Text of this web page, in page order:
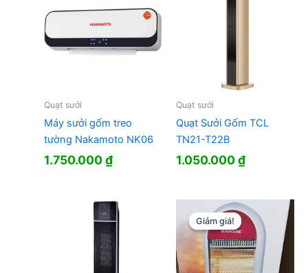
Quạt sưởi
Máy sưởi gốm treo
tường Nakamoto NK06
1.750.000₫
Quạt sưởi
Quạt Sưởi Gốm TCL
TN21-T22B
1.050.000₫
Giảm giá!
Giảm giá!